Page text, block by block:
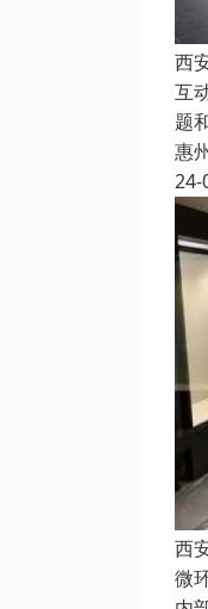
西
互
题
惠
24-
西
微